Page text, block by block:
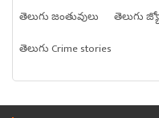
తెలుగు జంతువులు
తెలుగు
తెలుగు Crime stories